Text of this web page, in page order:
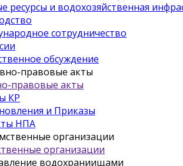
ресурсы и водохозяйственная
сотрудничество
обсуждение
правовые акты
КР
и Приказы
НПА
организации